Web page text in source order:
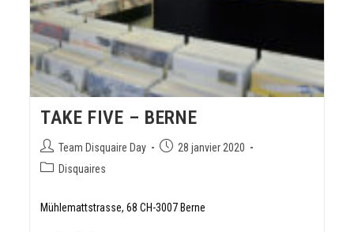
TAKE FIVE – BERNE
Team Disquaire Day
28 janvier 2020
Disquaires
Mühlemattstrasse, 68 CH-3007 Berne